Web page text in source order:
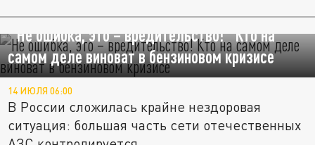
"Не ошибка, это – вредительство!" Кто на
самом деле виноват в бензиновом кризисе
14 ИЮЛЯ 06:00
В России сложилась крайне нездоровая
ситуация: большая часть сети отечественных